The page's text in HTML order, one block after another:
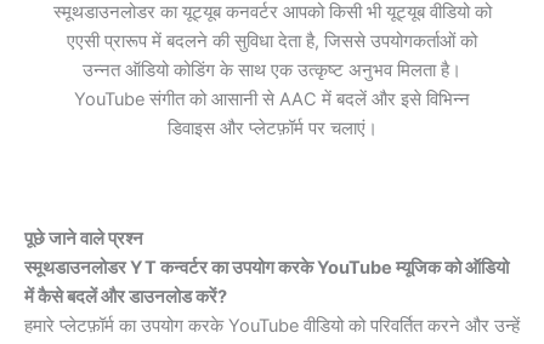
स्मूथडाउनलोडर का यूट्यूब कनवर्टर आपको किसी भी यूट्यूब वीडियो को
एएसी प्रारूप में बदलने की सुविधा देता है, जिससे उपयोगकर्ताओं को
उन्नत ऑडियो कोडिंग के साथ एक उत्कृष्ट अनुभव मिलता है।
YouTube संगीत को आसानी से AAC में बदलें और इसे विभिन्न
डिवाइस और प्लेटफ़ॉर्म पर चलाएं।
पूछे जाने वाले प्रश्न
स्मूथडाउनलोडर YT कन्वर्टर का उपयोग करके YouTube म्यूजिक को ऑडियो
में कैसे बदलें और डाउनलोड करें?
हमारे प्लेटफ़ॉर्म का उपयोग करके YouTube वीडियो को परिवर्तित करने और उन्हें